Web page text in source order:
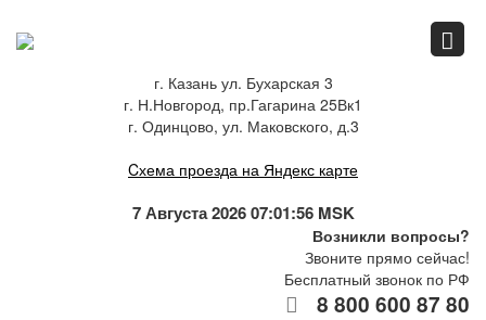
г. Казань ул. Бухарская 3
г. Н.Новгород, пр.Гагарина 25Вк1
г. Одинцово, ул. Маковского, д.3
Cхема проезда на Яндекс карте
7 Августа 2026 07:01:56 MSK
Возникли вопросы?
Звоните прямо сейчас!
Бесплатный звонок по РФ
8 800 600 87 80
Спец.предложения
Как купить